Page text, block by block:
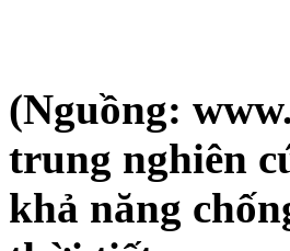
(Nguồng:
trung nghiên
khả năng